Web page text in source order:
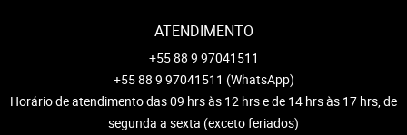
ATENDIMENTO
+55 88 9 97041511
+55 88 9 97041511 (WhatsApp)
Horário de atendimento das 09 hrs às 12 hrs e de 14 hrs às 17 hrs, de
segunda a sexta (exceto feriados)